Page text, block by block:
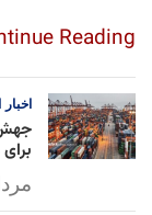
ok
Reading
اخبار
جهش
مرداد